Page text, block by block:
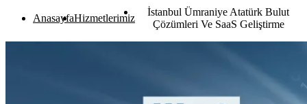
AnasayfaHizmetlerimiz
İstanbul Ümraniye Atatürk Bulut
Çözümleri Ve SaaS Geliştirme